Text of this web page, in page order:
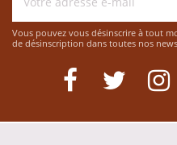
Vous pouvez vous désinscrire à tout
de désinscription dans toutes nos